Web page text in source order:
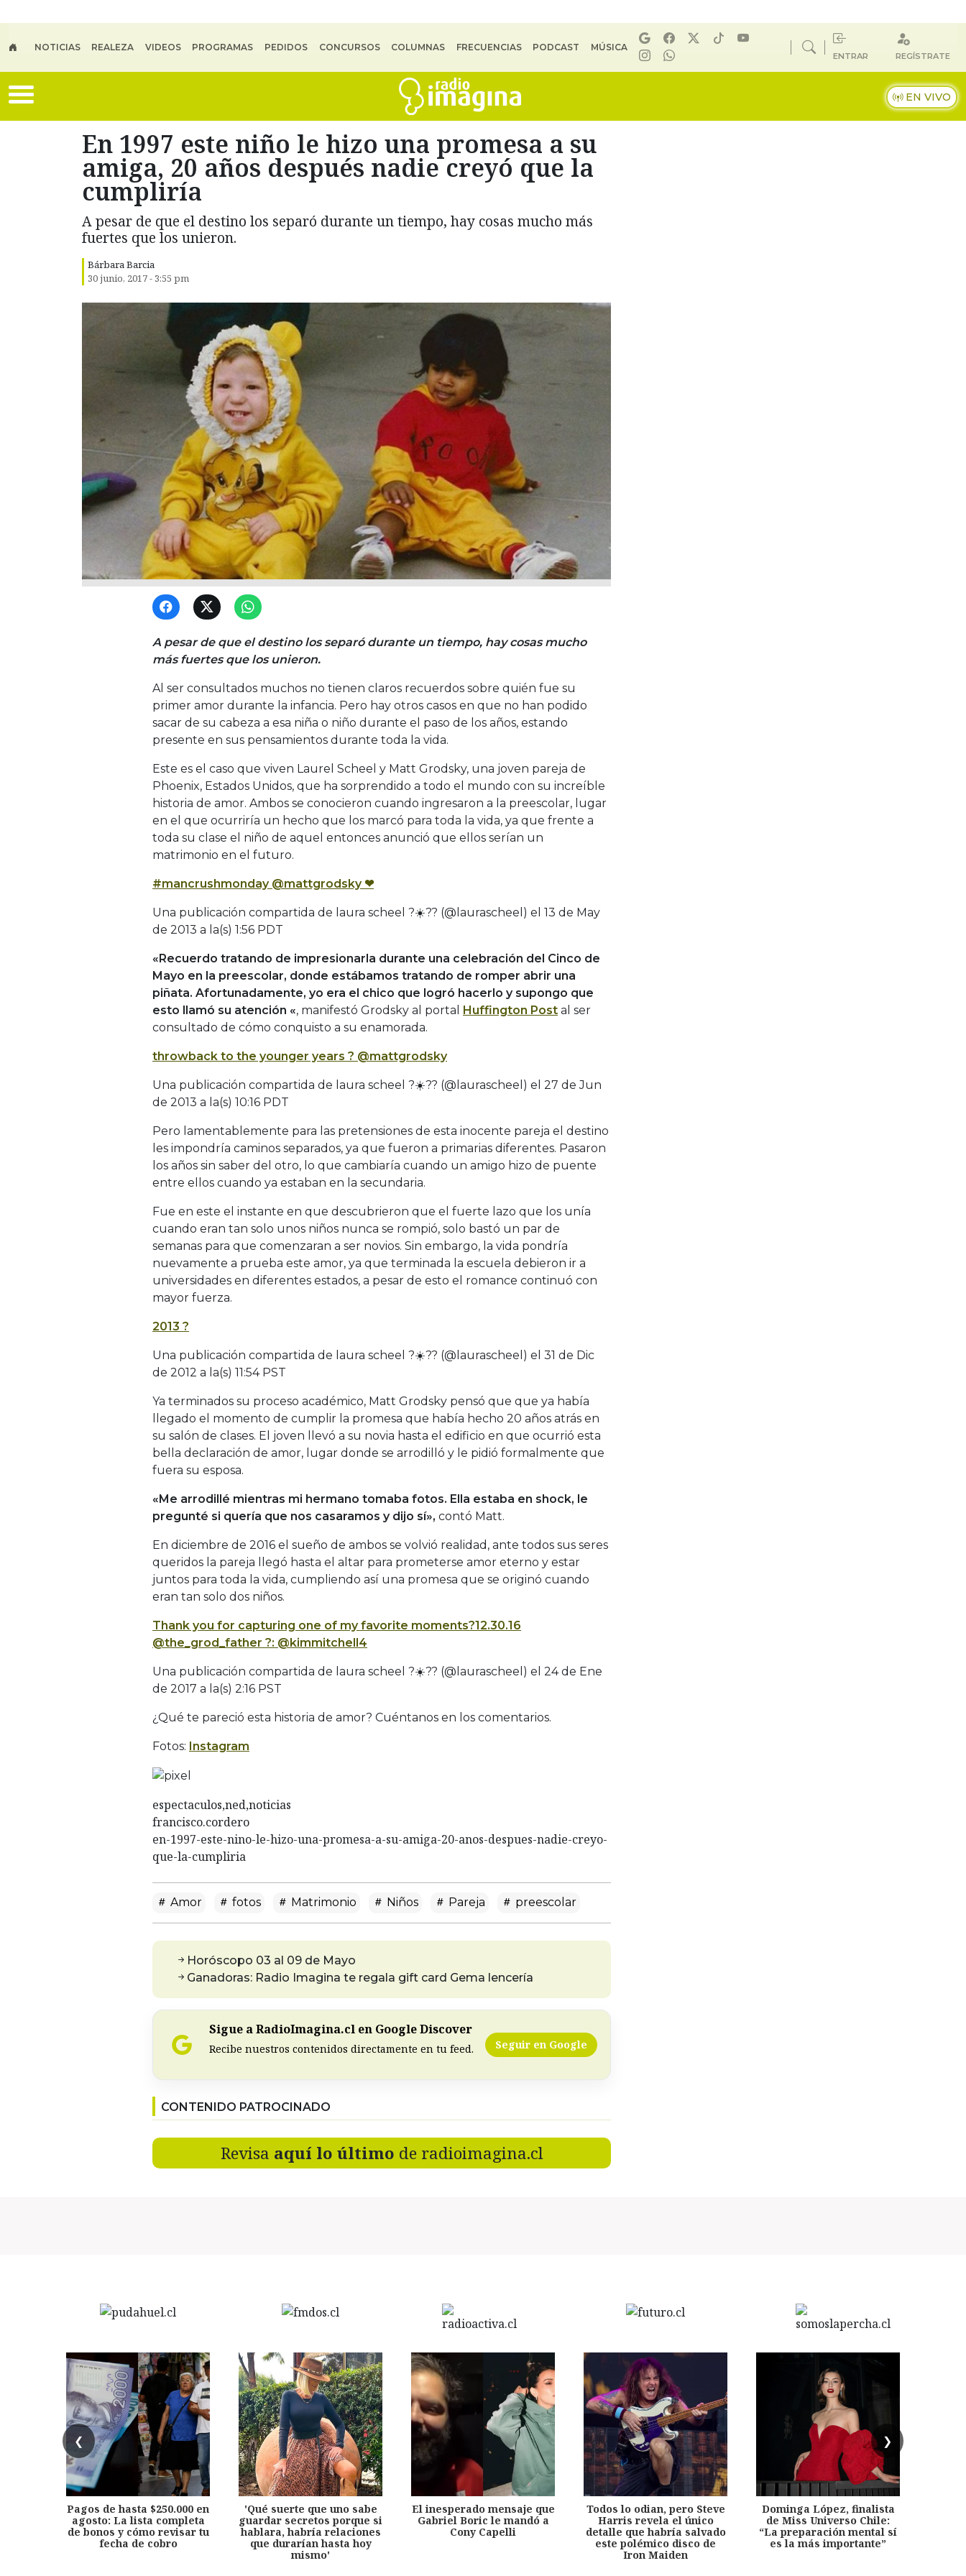
NOTICIAS REALEZA VIDEOS PROGRAMAS PEDIDOS CONCURSOS COLUMNAS FRECUENCIAS PODCAST MÚSICA
ENTRAR REGÍSTRATE
EN VIVO
En 1997 este niño le hizo una promesa a su
amiga, 20 años después nadie creyó que la
cumpliría
A pesar de que el destino los separó durante un tiempo, hay cosas mucho más
fuertes que los unieron.
Bárbara Barcia
30 junio, 2017 - 3:55 pm
A pesar de que el destino los separó durante un tiempo, hay cosas mucho
más fuertes que los unieron.
Al ser consultados muchos no tienen claros recuerdos sobre quién fue su
primer amor durante la infancia. Pero hay otros casos en que no han podido
sacar de su cabeza a esa niña o niño durante el paso de los años, estando
presente en sus pensamientos durante toda la vida.
Este es el caso que viven Laurel Scheel y Matt Grodsky, una joven pareja de
Phoenix, Estados Unidos, que ha sorprendido a todo el mundo con su increíble
historia de amor. Ambos se conocieron cuando ingresaron a la preescolar, lugar
en el que ocurriría un hecho que los marcó para toda la vida, ya que frente a
toda su clase el niño de aquel entonces anunció que ellos serían un
matrimonio en el futuro.
#mancrushmonday @mattgrodsky ❤
Una publicación compartida de laura scheel ?☀️?? (@laurascheel) el 13 de May
de 2013 a la(s) 1:56 PDT
«Recuerdo tratando de impresionarla durante una celebración del Cinco de
Mayo en la preescolar, donde estábamos tratando de romper abrir una
piñata. Afortunadamente, yo era el chico que logró hacerlo y supongo que
esto llamó su atención «, manifestó Grodsky al portal Huffington Post al ser
consultado de cómo conquisto a su enamorada.
throwback to the younger years ? @mattgrodsky
Una publicación compartida de laura scheel ?☀️?? (@laurascheel) el 27 de Jun
de 2013 a la(s) 10:16 PDT
Pero lamentablemente para las pretensiones de esta inocente pareja el destino
les impondría caminos separados, ya que fueron a primarias diferentes. Pasaron
los años sin saber del otro, lo que cambiaría cuando un amigo hizo de puente
entre ellos cuando ya estaban en la secundaria.
Fue en este el instante en que descubrieron que el fuerte lazo que los unía
cuando eran tan solo unos niños nunca se rompió, solo bastó un par de
semanas para que comenzaran a ser novios. Sin embargo, la vida pondría
nuevamente a prueba este amor, ya que terminada la escuela debieron ir a
universidades en diferentes estados, a pesar de esto el romance continuó con
mayor fuerza.
2013 ?
Una publicación compartida de laura scheel ?☀️?? (@laurascheel) el 31 de Dic
de 2012 a la(s) 11:54 PST
Ya terminados su proceso académico, Matt Grodsky pensó que que ya había
llegado el momento de cumplir la promesa que había hecho 20 años atrás en
su salón de clases. El joven llevó a su novia hasta el edificio en que ocurrió esta
bella declaración de amor, lugar donde se arrodilló y le pidió formalmente que
fuera su esposa.
«Me arrodillé mientras mi hermano tomaba fotos. Ella estaba en shock, le
pregunté si quería que nos casaramos y dijo sí», contó Matt.
En diciembre de 2016 el sueño de ambos se volvió realidad, ante todos sus seres
queridos la pareja llegó hasta el altar para prometerse amor eterno y estar
juntos para toda la vida, cumpliendo así una promesa que se originó cuando
eran tan solo dos niños.
Thank you for capturing one of my favorite moments?12.30.16
@the_grod_father ?: @kimmitchell4
Una publicación compartida de laura scheel ?☀️?? (@laurascheel) el 24 de Ene
de 2017 a la(s) 2:16 PST
¿Qué te pareció esta historia de amor? Cuéntanos en los comentarios.
Fotos: Instagram
espectaculos,ned,noticias
francisco.cordero
en-1997-este-nino-le-hizo-una-promesa-a-su-amiga-20-anos-despues-nadie-creyo-
que-la-cumpliria
Amor fotos Matrimonio Niños Pareja preescolar
Horóscopo 03 al 09 de Mayo
Ganadoras: Radio Imagina te regala gift card Gema lencería
Sigue a RadioImagina.cl en Google Discover
Recibe nuestros contenidos directamente en tu feed. Seguir en Google
CONTENIDO PATROCINADO
Revisa aquí lo último de radioimagina.cl
❮ ❯
Pagos de hasta $250.000 en
agosto: La lista completa
de bonos y cómo revisar tu
fecha de cobro
'Qué suerte que uno sabe
guardar secretos porque si
hablara, habría relaciones
que durarían hasta hoy
mismo'
El inesperado mensaje que
Gabriel Boric le mandó a
Cony Capelli
Todos lo odian, pero Steve
Harris revela el único
detalle que habría salvado
este polémico disco de
Iron Maiden
Dominga López, finalista
de Miss Universo Chile:
“La preparación mental sí
es la más importante”